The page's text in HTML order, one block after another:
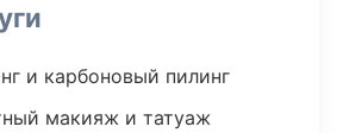
и карбоновый пилинг
макияж и татуаж